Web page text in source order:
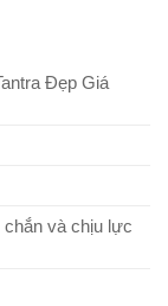
Đẹp Giá
chắn và chịu lực